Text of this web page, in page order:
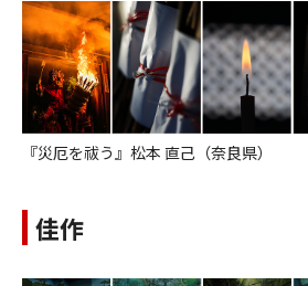
『災厄を祓う』松本 直己（奈良県）
佳作